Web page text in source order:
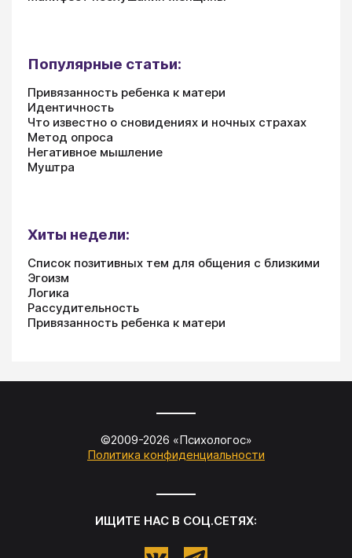
Популярные статьи:
Привязанность ребенка к матери
Идентичность
Что известно о сновидениях и ночных страхах
Метод опроса
Негативное мышление
Муштра
Хиты недели:
Список позитивных тем для общения с близкими
Эгоизм
Логика
Рассудительность
Привязанность ребенка к матери
©2009-2026 «Психологос»
Политика конфиденциальности
ИЩИТЕ НАС В СОЦ.СЕТЯХ: